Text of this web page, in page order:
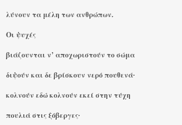
λύνουν τα μέλη των ανθρώπων.
Οι ψυχές
βιάζουνται ν’ αποχωριστούν το σώμα
διψούν και δε βρίσκουν νερό πουθενά∙
κολνούν εδώ κολνούν εκεί στην τύχη
πουλιά στις ξόβεργες∙